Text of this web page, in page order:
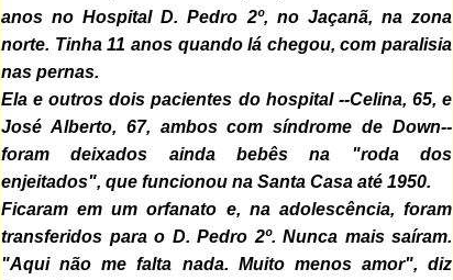
anos no Hospital D. Pedro 2º, no Jaçanã, na zona
norte. Tinha 11 anos quando lá chegou, com paralisia
nas pernas.
Ela e outros dois pacientes do hospital --Celina, 65, e
José Alberto, 67, ambos com síndrome de Down--
foram deixados ainda bebês na "roda dos
enjeitados", que funcionou na Santa Casa até 1950.
Ficaram em um orfanato e, na adolescência, foram
transferidos para o D. Pedro 2º. Nunca mais saíram.
"Aqui não me falta nada. Muito menos amor", diz